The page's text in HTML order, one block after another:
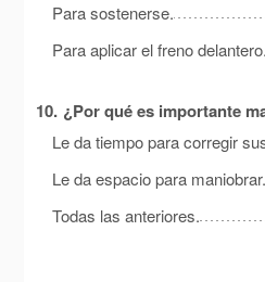
Para sostenerse.
Para aplicar el freno delantero.
10. ¿Por qué es importante
Le da tiempo para corregir
Le da espacio para maniobrar.
Todas las anteriores.